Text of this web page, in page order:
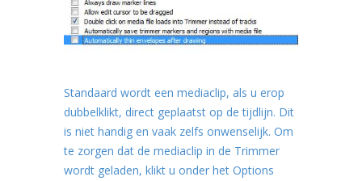
Standaard wordt een mediaclip, als u erop
dubbelklikt, direct geplaatst op de tijdlijn. Dit
is niet handig en vaak zelfs onwenselijk. Om
te zorgen dat de mediaclip in de Trimmer
wordt geladen, klikt u onder het Options